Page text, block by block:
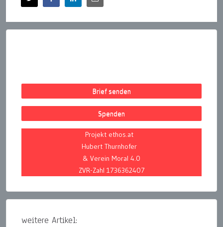
Brief senden
Spenden
Projekt ethos.at
Hubert Thurnhofer
& Verein Moral 4.0
ZVR-Zahl 1736362407
weitere Artikel: